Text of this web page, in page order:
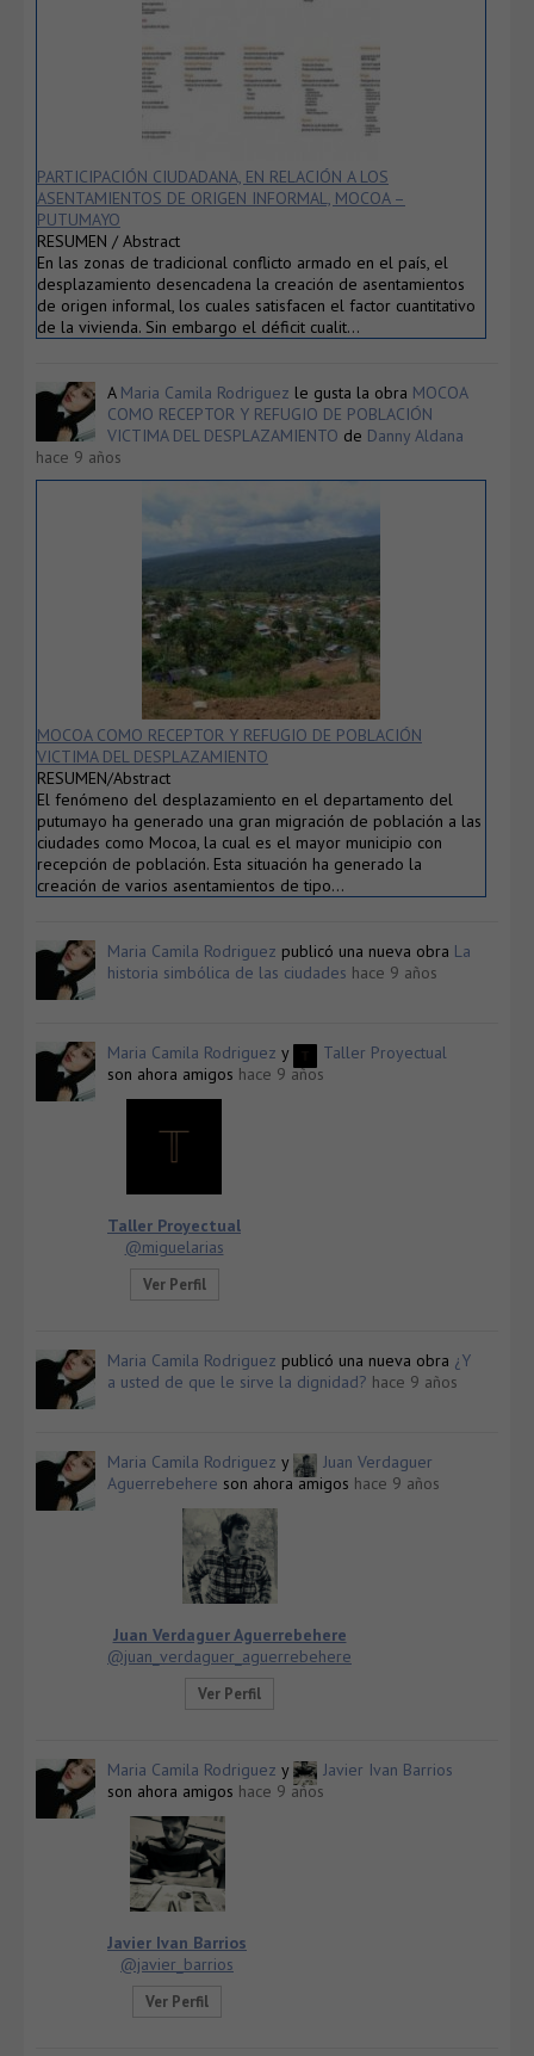
PARTICIPACIÓN CIUDADANA, EN RELACIÓN A LOS
ASENTAMIENTOS DE ORIGEN INFORMAL, MOCOA –
PUTUMAYO
RESUMEN / Abstract
En las zonas de tradicional conflicto armado en el país, el
desplazamiento desencadena la creación de asentamientos
de origen informal, los cuales satisfacen el factor cuantitativo
de la vivienda. Sin embargo el déficit cualit…
A Maria Camila Rodriguez le gusta la obra MOCOA
COMO RECEPTOR Y REFUGIO DE POBLACIÓN
VICTIMA DEL DESPLAZAMIENTO de Danny Aldana
hace 9 años
MOCOA COMO RECEPTOR Y REFUGIO DE POBLACIÓN
VICTIMA DEL DESPLAZAMIENTO
RESUMEN/Abstract
El fenómeno del desplazamiento en el departamento del
putumayo ha generado una gran migración de población a las
ciudades como Mocoa, la cual es el mayor municipio con
recepción de población. Esta situación ha generado la
creación de varios asentamientos de tipo…
Maria Camila Rodriguez publicó una nueva obra La
historia simbólica de las ciudades hace 9 años
Maria Camila Rodriguez y
Taller Proyectual
son ahora amigos hace 9 años
Taller Proyectual
@miguelarias
Ver Perfil
Maria Camila Rodriguez publicó una nueva obra ¿Y
a usted de que le sirve la dignidad? hace 9 años
Maria Camila Rodriguez y
Juan Verdaguer
Aguerrebehere son ahora amigos hace 9 años
Juan Verdaguer Aguerrebehere
@juan_verdaguer_aguerrebehere
Ver Perfil
Maria Camila Rodriguez y
Javier Ivan Barrios
son ahora amigos hace 9 años
Javier Ivan Barrios
@javier_barrios
Ver Perfil